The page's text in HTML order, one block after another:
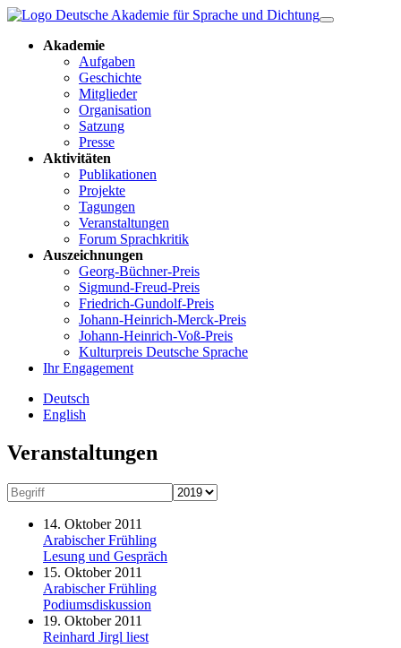
Akademie
Aufgaben
Geschichte
Mitglieder
Organisation
Satzung
Presse
Aktivitäten
Publikationen
Projekte
Tagungen
Veranstaltungen
Forum Sprachkritik
Auszeichnungen
Georg-Büchner-Preis
Sigmund-Freud-Preis
Friedrich-Gundolf-Preis
Johann-Heinrich-Merck-Preis
Johann-Heinrich-Voß-Preis
Kulturpreis Deutsche Sprache
Ihr Engagement
Deutsch
English
Veranstaltungen
14. Oktober 2011
Arabischer Frühling
Lesung und Gespräch
15. Oktober 2011
Arabischer Frühling
Podiumsdiskussion
19. Oktober 2011
Reinhard Jirgl liest